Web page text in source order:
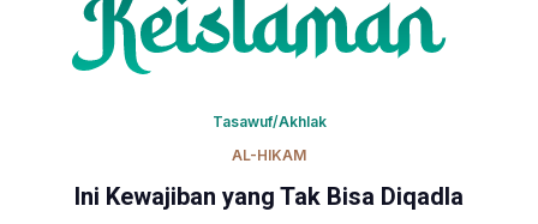
Tasawuf/Akhlak
AL-HIKAM
Ini Kewajiban yang Tak Bisa Diqadla